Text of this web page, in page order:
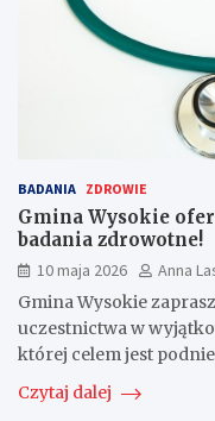
BADANIA ZDROWIE
Gmina Wysokie
badania zdrowotne!
10 maja 2026
Anna
Gmina Wysokie
uczestnictwa w
której celem jest
Czytaj dalej